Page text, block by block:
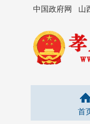
中国政府网 山
首